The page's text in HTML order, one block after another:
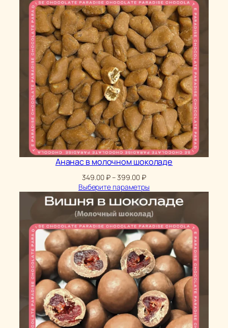
Ананас в молочном шоколаде
349.00 ₽–399.00 ₽Диапазон
цен:
349.00 ₽
–
399.00 ₽
Выберите параметры